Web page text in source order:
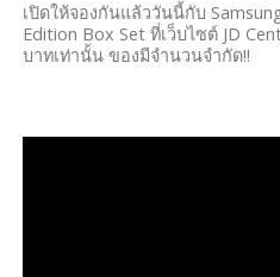
เปิดให้จองกันแล้ววันนี้กับ
Edition Box Set ที่เว็บไซต์ JD
บาทเท่านั้น ของมีจำนวนจำกัด!!